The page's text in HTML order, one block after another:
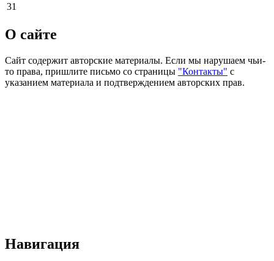
31
О сайте
Сайт содержит авторские материалы. Если мы нарушаем чьи-
то права, пришлите письмо со страницы "Контакты" с
указанием материала и подтверждением авторских прав.
Навигация